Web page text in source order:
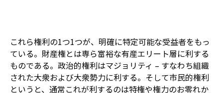
これら権利の1つ1つが、明確に特定可能な受益者をもっ
ている。財産権とは専ら富裕な有産エリート層に利する
ものである。政治的権利はマジョリティ – すなわち組織
された大衆および大衆勢力に利する。そして市民的権利
というと、通常これが利するのは特権や権力のお零れか